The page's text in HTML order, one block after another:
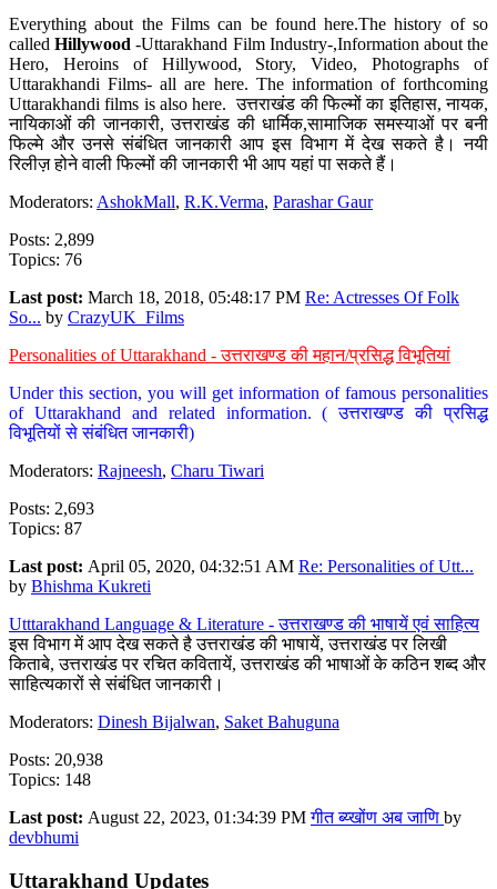
Everything about the Films can be found here.The history of so
calledHillywood-Uttarakhand Film Industry-,Information about the
Hero, Heroins of Hillywood, Story, Video, Photographs of
Uttarakhandi Films- all are here. The information of forthcoming
Uttarakhandi films is also here. उत्तराखंड की फिल्मों का इतिहास, नायक,
नायिकाओं की जानकारी, उत्तराखंड की धार्मिक,सामाजिक समस्याओं पर बनी
फिल्मे और उनसे संबंधित जानकारी आप इस विभाग में देख सकते है। नयी
रिलीज़ होने वाली फिल्मों की जानकारी भी आप यहां पा सकते हैं।
Moderators: AshokMall, R.K.Verma, Parashar Gaur
Posts: 2,899
Topics: 76
Last post: March 18, 2018, 05:48:17 PM Re: Actresses Of Folk
So... by CrazyUK_Films
Personalities of Uttarakhand - उत्तराखण्ड की महान/प्रसिद्ध विभूतियां
Under this section, you will get information of famous personalities
of Uttarakhand and related information. ( उत्तराखण्ड की प्रसिद्ध
विभूतियों से संबंधित जानकारी)
Moderators: Rajneesh, Charu Tiwari
Posts: 2,693
Topics: 87
Last post: April 05, 2020, 04:32:51 AM Re: Personalities of Utt...
by Bhishma Kukreti
Utttarakhand Language & Literature - उत्तराखण्ड की भाषायें एवं साहित्य
इस विभाग में आप देख सकते है उत्तराखंड की भाषायें, उत्तराखंड पर लिखी
किताबे, उत्तराखंड पर रचित कवितायें, उत्तराखंड की भाषाओं के कठिन शब्द और
साहित्यकारों से संबंधित जानकारी।
Moderators: Dinesh Bijalwan, Saket Bahuguna
Posts: 20,938
Topics: 148
Last post: August 22, 2023, 01:34:39 PMगीत ब्य्खोंण अब जाणि by
devbhumi
Uttarakhand Updates